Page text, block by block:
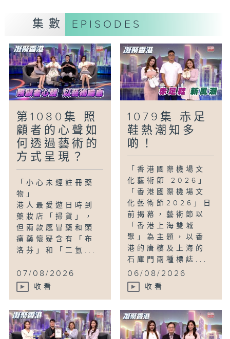
徐澤昌中醫近年與朋友研發中醫AI診療系
助更多人。興趣多多的他更跳出舒適圈，參
與電視台歌唱比賽追尋歌手夢。
集數 EPISODES
第1080集 照
顧者的心聲如
何透過藝術的
方式呈現？
「小心未經註冊藥
物」
港人最愛遊日時到
藥妝店「掃貨」，
但兩款感冒藥和頭
痛藥懷疑含有「布
洛芬」和「二氫...
07/08/2026
收看
1079集 赤足
鞋熱潮知多
啲！
「香港國際機場文
化藝術節 2026」
「香港國際機場文
化藝術節2026」日
前揭幕，藝術節以
「香港上海雙城
聚」為主題，以香
港的唐樓及上海的
石庫門兩種標誌...
06/08/2026
收看